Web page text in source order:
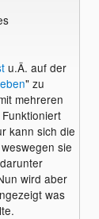
u.Ä. auf der
" zu
mehreren
kann sich die
sie
wird aber
was